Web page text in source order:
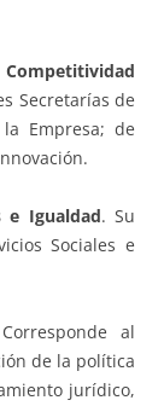
Secretarías de
Empresa; de
e Igualdad. Su
Sociales e
Corresponde al
de la política
jurídico,